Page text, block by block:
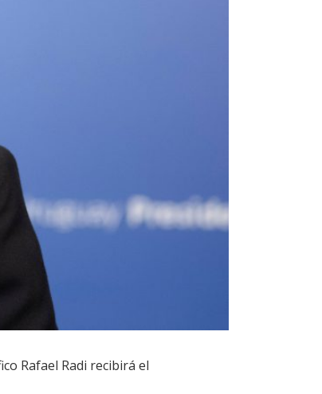
Rafael Radi recibirá el